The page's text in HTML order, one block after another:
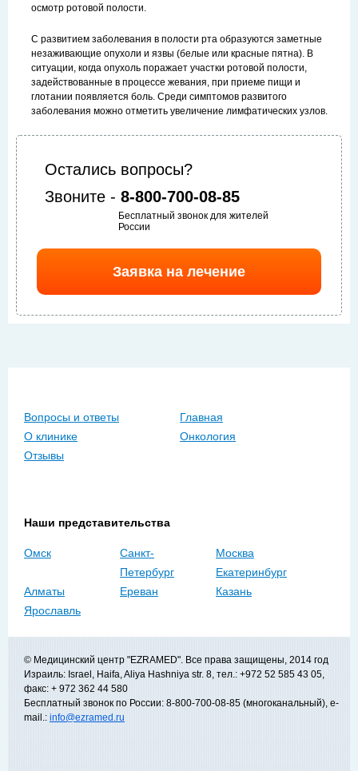
осмотр ротовой полости.
С развитием заболевания в полости рта образуются заметные
незаживающие опухоли и язвы (белые или красные пятна). В
ситуации, когда опухоль поражает участки ротовой полости,
задействованные в процессе жевания, при приеме пищи и
глотании появляется боль. Среди симптомов развитого
заболевания можно отметить увеличение лимфатических узлов.
Остались вопросы?
Звоните - 8-800-700-08-85
Бесплатный звонок для жителей
России
Заявка на лечение
Вопросы и ответы
Главная
О клинике
Онкология
Отзывы
Наши представительства
Омск
Санкт-
Петербург
Москва
Екатеринбург
Алматы
Ереван
Казань
Ярославль
© Медицинский центр "EZRAMED". Все права защищены, 2014 год
Израиль: Israel, Haifa, Aliya Hashniya str. 8, тел.: +972 52 585 43 05,
факс: + 972 362 44 580
Бесплатный звонок по России: 8-800-700-08-85 (многоканальный), e-
mail.: info@ezramed.ru